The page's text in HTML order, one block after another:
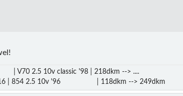
V70 2.5 10v classic '98 | 218dkm --> ....
| 854 2.5 10v '96 | 118dkm --> 249dkm